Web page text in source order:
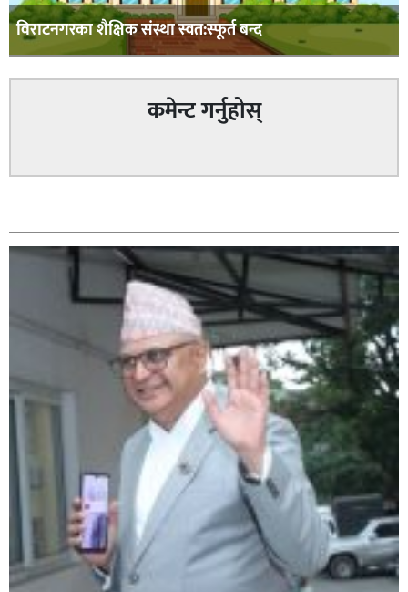
विराटनगरका शैक्षिक संस्था स्वत:स्फूर्त बन्द
कमेन्ट गर्नुहोस्